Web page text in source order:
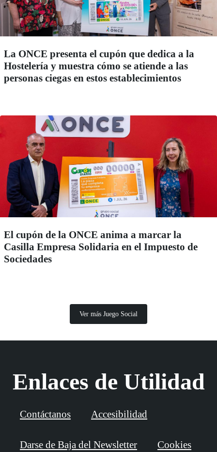
La ONCE presenta el cupón que dedica a la
Hostelería y muestra cómo se atiende a las
personas ciegas en estos establecimientos
El cupón de la ONCE anima a marcar la
Casilla Empresa Solidaria en el Impuesto de
Sociedades
Ver más Juego Social
Enlaces de Utilidad
Contáctanos Accesibilidad
Darse de Baja del Newsletter Cookies